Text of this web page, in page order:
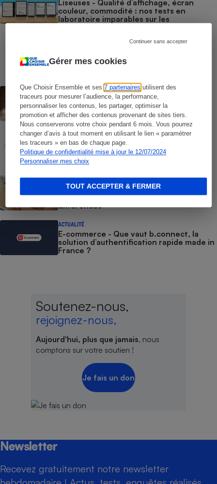
Gérer mes cookies
Que Choisir Ensemble et ses7 partenaires utilisent des
traceurs pour mesurer l’audience, la performance,
personnaliser les contenus, les partager, optimiser la
promotion et afficher des contenus provenant de sites tiers.
Nous conserverons votre choix pendant 6 mois. Vous pourrez
changer d’avis à tout moment en utilisant le lien « paramétrer
les traceurs » en bas de chaque page.
Politique de confidentialité mise à jour le 12/07/2024
Personnaliser mes choix
Continuer sans accepter
TOUT ACCEPTER & FERMER
Liseuses - Qualité d’affichage, écran
couleur, commodité : nos tests en
laboratoire imparables sur les
Liseuses - Le protocole
CONSEILS
Windows 10 - Comment réagir face à la
fin des mises à jour
COMMENT NOUS TESTONS
Tablettes tactiles - Le protocole
BRÈVE
Tablettes tactiles - iPad, Android,
Windows : nos tests révèlent les vraies
différences
ACTUALITÉ
E-commerce - Que vaut b.connect, la
solution d’authentification rapide made in
France ?
Soutenez-nous,
rejoignez-nous,
Aujourd'hui, plus que jamais, nous
comptons sur votre soutien !
Je fais un don
Newsletter
Recevez gratuitement notre newsletter